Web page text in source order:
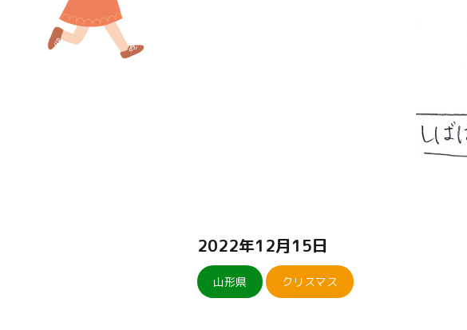
2022年12月15日
山形県 クリスマス